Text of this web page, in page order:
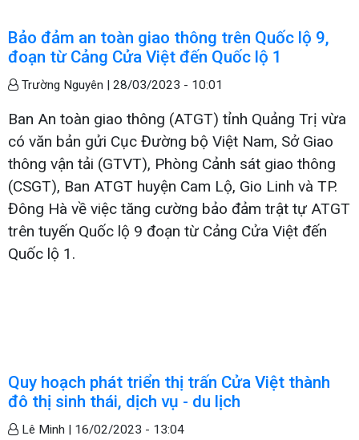
Bảo đảm an toàn giao thông trên Quốc lộ 9,
đoạn từ Cảng Cửa Việt đến Quốc lộ 1
Trường Nguyên | 28/03/2023 - 10:01
Ban An toàn giao thông (ATGT) tỉnh Quảng Trị vừa
có văn bản gửi Cục Đường bộ Việt Nam, Sở Giao
thông vận tải (GTVT), Phòng Cảnh sát giao thông
(CSGT), Ban ATGT huyện Cam Lộ, Gio Linh và TP.
Đông Hà về việc tăng cường bảo đảm trật tự ATGT
trên tuyến Quốc lộ 9 đoạn từ Cảng Cửa Việt đến
Quốc lộ 1.
Quy hoạch phát triển thị trấn Cửa Việt thành
đô thị sinh thái, dịch vụ - du lịch
Lê Minh | 16/02/2023 - 13:04